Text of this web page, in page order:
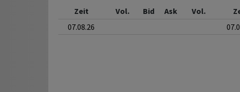
Zeit Vol. Bid Ask Vol.
07.08.26